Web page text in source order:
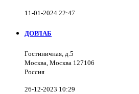
11-01-2024 22:47
ДОРЛАБ
Гостиничная, д.5
Москва, Москва 127106
Россия
26-12-2023 10:29